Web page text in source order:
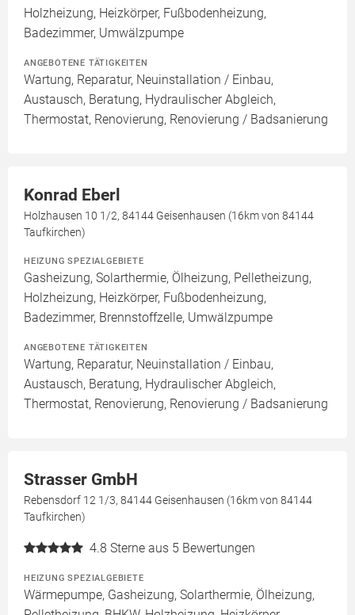
Holzheizung, Heizkörper, Fußbodenheizung,
Badezimmer, Umwälzpumpe
ANGEBOTENE TÄTIGKEITEN
Wartung, Reparatur, Neuinstallation / Einbau,
Austausch, Beratung, Hydraulischer Abgleich,
Thermostat, Renovierung, Renovierung / Badsanierung
Konrad Eberl
Holzhausen 10 1/2, 84144 Geisenhausen (16km von 84144
Taufkirchen)
HEIZUNG SPEZIALGEBIETE
Gasheizung, Solarthermie, Ölheizung, Pelletheizung,
Holzheizung, Heizkörper, Fußbodenheizung,
Badezimmer, Brennstoffzelle, Umwälzpumpe
ANGEBOTENE TÄTIGKEITEN
Wartung, Reparatur, Neuinstallation / Einbau,
Austausch, Beratung, Hydraulischer Abgleich,
Thermostat, Renovierung, Renovierung / Badsanierung
Strasser GmbH
Rebensdorf 12 1/3, 84144 Geisenhausen (16km von 84144
Taufkirchen)
4.8 Sterne aus 5 Bewertungen
HEIZUNG SPEZIALGEBIETE
Wärmepumpe, Gasheizung, Solarthermie, Ölheizung,